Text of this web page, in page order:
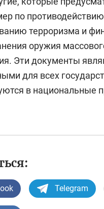
по противодействию
терроризма и
оружия
Эти документы
для всех
в национальные
Telegram